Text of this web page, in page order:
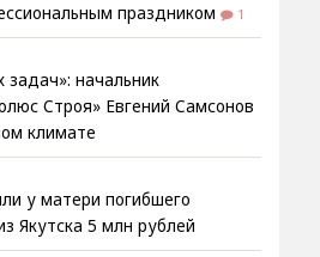
праздником
1
задач»: начальник
Строя» Евгений Самсонов
климате
у матери погибшего
Якутска 5 млн рублей